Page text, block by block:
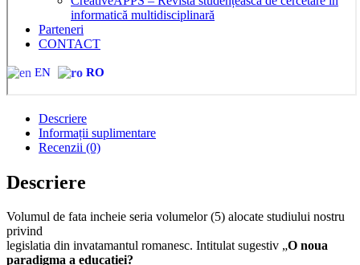
informatică multidisciplinară
Parteneri
CONTACT
EN RO
Descriere
Informații suplimentare
Recenzii (0)
Descriere
Volumul de fata incheie seria volumelor (5) alocate studiului nostru
privind
legislatia din invatamantul romanesc. Intitulat sugestiv „O noua
paradigma a educatiei?